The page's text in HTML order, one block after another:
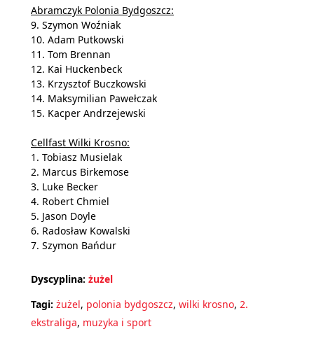
Abramczyk Polonia Bydgoszcz:
9. Szymon Woźniak
10. Adam Putkowski
11. Tom Brennan
12. Kai Huckenbeck
13. Krzysztof Buczkowski
14. Maksymilian Pawełczak
15. Kacper Andrzejewski
Cellfast Wilki Krosno:
1. Tobiasz Musielak
2. Marcus Birkemose
3. Luke Becker
4. Robert Chmiel
5. Jason Doyle
6. Radosław Kowalski
7. Szymon Bańdur
Dyscyplina: żużel
Tagi: żużel, polonia bydgoszcz, wilki krosno, 2.
ekstraliga, muzyka i sport